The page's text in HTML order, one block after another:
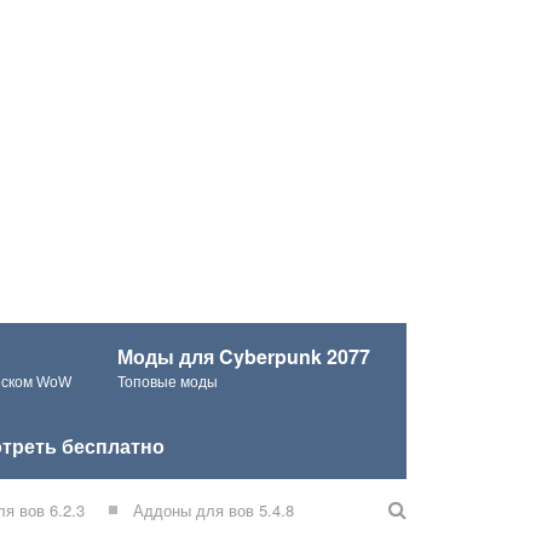
WoW
Моды для Cyberpunk 2077
Топовые моды
бесплатно
вов 6.2.3 Аддоны для вов 5.4.8